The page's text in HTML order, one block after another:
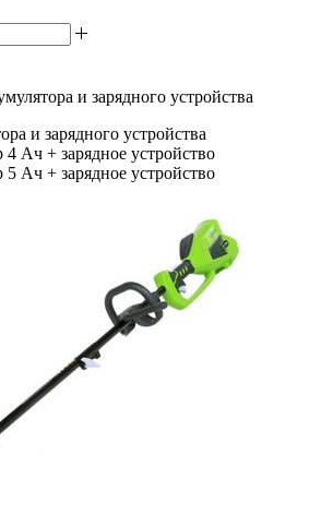
и зарядного устройства
и зарядного устройства
4 Ач + зарядное устройство
5 Ач + зарядное устройство